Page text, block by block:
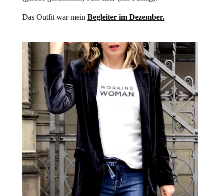
Das Outfit war mein Begleiter im Dezember.